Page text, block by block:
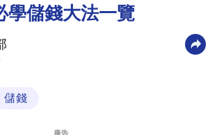
學儲錢大法一覽
儲錢
廣告